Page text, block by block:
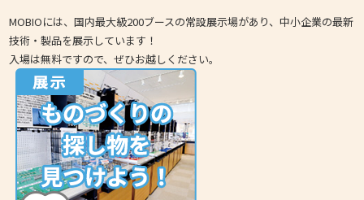
MOBIOには、国内最大級200ブースの常設展示場があり、中小企業の最新
技術・製品を展示しています！
入場は無料ですので、ぜひお越しください。